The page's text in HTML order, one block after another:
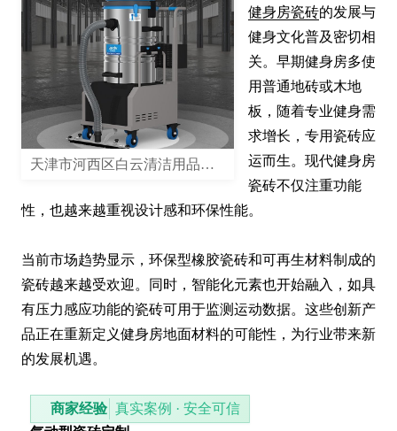
天津市河西区白云清洁用品商行
健身房瓷砖的发展与
健身文化普及密切相
关。早期健身房多使
用普通地砖或木地
板，随着专业健身需
求增长，专用瓷砖应
运而生。现代健身房
瓷砖不仅注重功能
性，也越来越重视设计感和环保性能。
当前市场趋势显示，环保型橡胶瓷砖和可再生材料制成的
瓷砖越来越受欢迎。同时，智能化元素也开始融入，如具
有压力感应功能的瓷砖可用于监测运动数据。这些创新产
品正在重新定义健身房地面材料的可能性，为行业带来新
的发展机遇。
商家经验 真实案例 · 安全可信